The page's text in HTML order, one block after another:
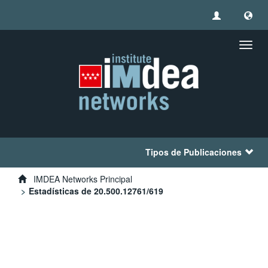
Tipos de Publicaciones
IMDEA Networks Principal
Estadísticas de 20.500.12761/619